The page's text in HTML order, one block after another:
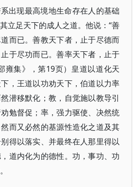
出现最高境地生命存在人的基础
立足天下的成人之道。他说：“善
而已。善教天下者，止于尽德而
于尽功而已。善率天下者，止于
雍集》，第19页）皇道以道化天
，王道以功劝天下，伯道以力率
潜移默化；教，自觉施以教导引
勉督促；率，强力驱使、决然统
而又必然的基源性造化之道及其
得以落实、并最终在人那里得以
道内化为的德性。功，事功、功